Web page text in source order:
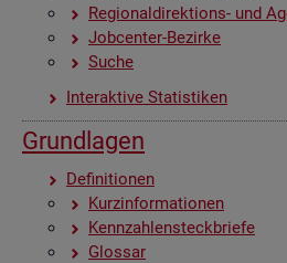
Re­gio­nal­di­rek­ti­ons- und
Job­cen­ter-Be­zir­ke
Suche
In­ter­ak­ti­ve Sta­tis­ti­ken
Grund­la­gen
De­fi­ni­tio­nen
Kurz­in­for­ma­tio­nen
Kenn­zah­len­steck­brie­fe
Glos­sar